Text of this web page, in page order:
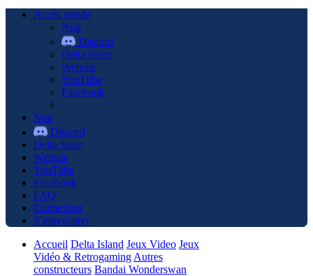
Accès rapide
Nuit
Discord
Delta Store
Website
YouTube
Facebook
Nuit
Discord
Delta Store
Website
YouTube
Facebook
FAQ
Connexion
S’enregistrer
Accueil Delta Island Jeux Video Jeux
Vidéo & Retrogaming Autres
constructeurs Bandai Wonderswan